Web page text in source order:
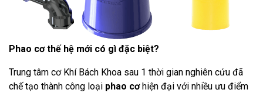
Phao cơ thế hệ mới có gì đặc biệt?
Trung tâm cơ Khí Bách Khoa sau 1 thời gian nghiên cứu đã
chế tạo thành công loại phao cơ hiện đại với nhiều ưu điểm